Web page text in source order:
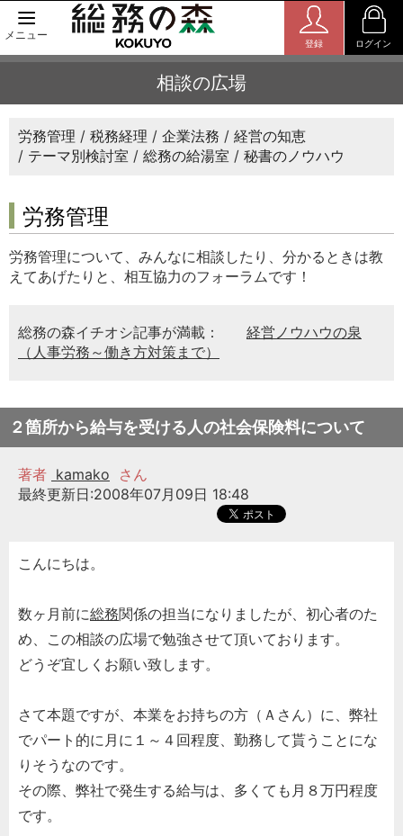
メニュー
登録 ログイン
相談の広場
労務管理 税務経理 企業法務
経営の知恵
テーマ別検討室
総務の給湯室 秘書のノウハウ
労務管理
労務管理について、みんなに相談したり、分かるときは教
えてあげたりと、相互協力のフォーラムです！
総務の森イチオシ記事が満載：
経営ノウハウの泉
（人事労務～働き方対策まで）
２箇所から給与を受ける人の社会保険料について
著者 kamako
さん
最終更新日:2008年07月09日 18:48
こんにちは。
数ヶ月前に総務関係の担当になりましたが、初心者のた
め、この相談の広場で勉強させて頂いております。
どうぞ宜しくお願い致します。
さて本題ですが、本業をお持ちの方（Ａさん）に、弊社
でパート的に月に１～４回程度、勤務して貰うことにな
りそうなのです。
その際、弊社で発生する給与は、多くても月８万円程度
です。